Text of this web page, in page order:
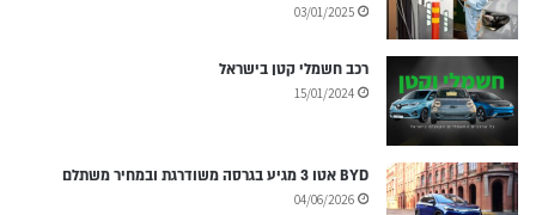
03/01/2025
רכב חשמלי קטן בישראל
15/01/2024
BYD אטו 3 מגיע בגרסה משודרגת ובמחיר משתלם
04/06/2026